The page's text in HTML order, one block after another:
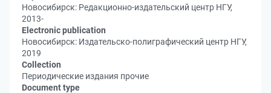
Новосибирск: Редакционно-издательский центр НГУ,
2013-
Electronic publication
Новосибирск: Издательско-полиграфический центр НГУ,
2019
Collection
Периодические издания прочие
Document type